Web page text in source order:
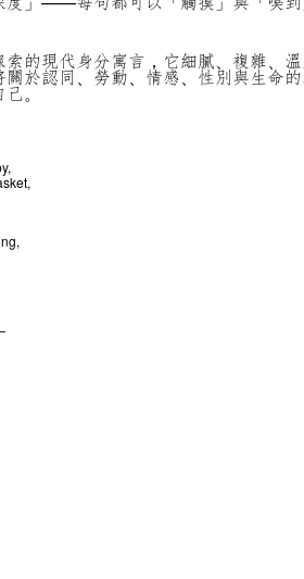
的現代身分寓言，它細膩、複雜、溫
於認同、勞動、情感、性別與生命
。